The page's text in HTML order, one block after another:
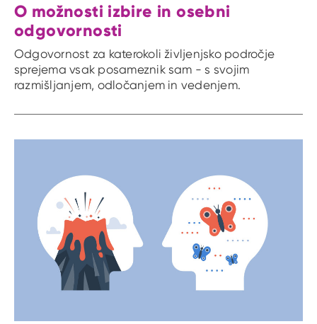
O možnosti izbire in osebni
odgovornosti
Odgovornost za katerokoli življenjsko področje
sprejema vsak posameznik sam - s svojim
razmišljanjem, odločanjem in vedenjem.